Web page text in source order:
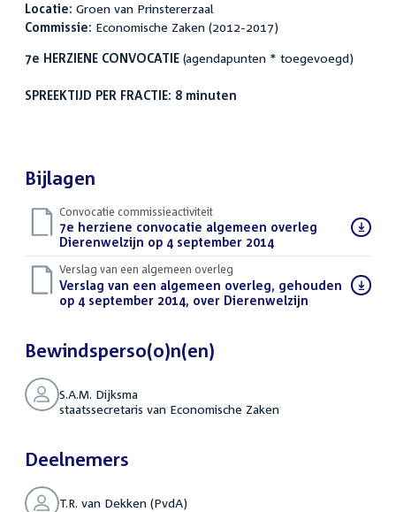
Locatie: Groen van Prinstererzaal
Commissie: Economische Zaken (2012-2017)
7e HERZIENE CONVOCATIE (agendapunten * toegevoegd)
SPREEKTIJD PER FRACTIE: 8 minuten
Bijlagen
Convocatie commissieactiviteit
Download
bestand:
7e herziene convocatie algemeen overleg
Dierenwelzijn op 4 september 2014(PDF)
Verslag van een algemeen overleg
Download
bestand:
Verslag van een algemeen overleg, gehouden
op 4 september 2014, over Dierenwelzijn
Bewindsperso(o)n(en)
S.A.M. Dijksma
staatssecretaris van Economische Zaken
Deelnemers
T.R. van Dekken (PvdA)